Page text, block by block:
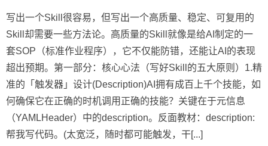
写出一个Skill很容易，但写出一个高质量、稳定、可复用的
Skill却需要一些方法论。高质量的Skill就像是给AI制定的一
套SOP（标准作业程序），它不仅能防错，还能让AI的表现
超出预期。第一部分：核心心法（写好Skill的五大原则）1.精
准的「触发器」设计(Description)AI拥有成百上千个技能，如
何确保它在正确的时机调用正确的技能？关键在于元信息
（YAMLHeader）中的description。反面教材：description:
帮我写代码。(太宽泛，随时都可能触发，干[...]